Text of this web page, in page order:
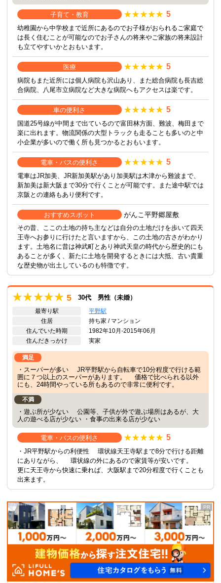
子育て・教育 5
幼稚園から中学校まで近所にあるのでお子様がおられるご家庭で
は長く住むことが可能なのでお子さんの将来やご家族の将来設計
も立てやすいかとおもいます。
医療 5
病院もまた近所には個人病院も沢山あり、また総合病院も長吉総
合病院、八尾市立病院など大きな病院へもアクセスは楽です。
車の便利さ 5
国道25号線が中間まで出ているので富田林方面、難波、梅田まで
楽に出れます。物流関係の大型トラックも走ることも多いのと中
小企業が多いので働く所も見つかるとおもいます。
電車・バスの便利さ 5
電車はJR加美、JR新加美駅があり加美駅は木津から難波まで、
新加美は新大阪まで30分で行くことが可能です。また途中駅では
京阪との連絡もあり便利です。
おすすめスポット がんこ平野郷屋敷
その昔、ここの土地の持ち主などは自分の土地だけを歩いて四天
王寺へお参りに行けたと言いますから、この土地の古さがわかり
ます。土地名に昔は神武町とあり神武天皇の時代から歴史的にも
あることが多く、新たに土地を開発するときには大抵、古い貴重
な歴史物が出土しているのも特徴です。
5 30代 男性（未婚）
最寄り駅
平野駅
住居
持ち家 / マンション
住んでいた時期
1982年10月-2015年06月
住んだきっかけ
実家
満足
・スーパーが多い JR平野駅から自転車で10分程度で行ける範
囲に７つ以上のスーパーがあります。 価格で比べられる以外
にも、24時間やっている所もあるので非常に便利です。
不満
・遊ぶ所が少ない 公園等、子供が外で遊ぶ場所はあるが、大
人の遊べる店が少ない ・食事の出来る店が少ない
電車・バスの便利さ 5
・JR平野駅からの利便性 環状線天王寺駅まで8分で行ける距離
にありながら、 環状線の外にあるので家賃等が安いです。
更に天王寺から快速に乗れば、大阪駅まで20分程度で行くことも
出来ます。